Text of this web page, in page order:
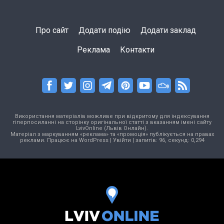
Про сайт Додати подію Додати заклад
Реклама Контакти
Використання матеріалів можливе при відкритому для індексування
гіперпосиланні на сторінку оригінальної статті з вказанням імені сайту
LvivOnline (Львів Онлайн).
Матеріал з маркуванням «реклама» та «промоція» публікується на правах
реклами. Працює на WordPress| Увійти | запитів: 96, секунд: 0,294